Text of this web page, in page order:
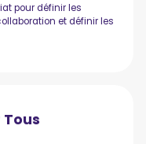
pour définir les
et définir les